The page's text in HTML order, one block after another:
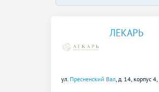
ЛЕКАРЬ
ул. Пресненский Вал , д. 14, корпус 4,